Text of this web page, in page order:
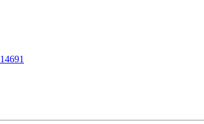
14691